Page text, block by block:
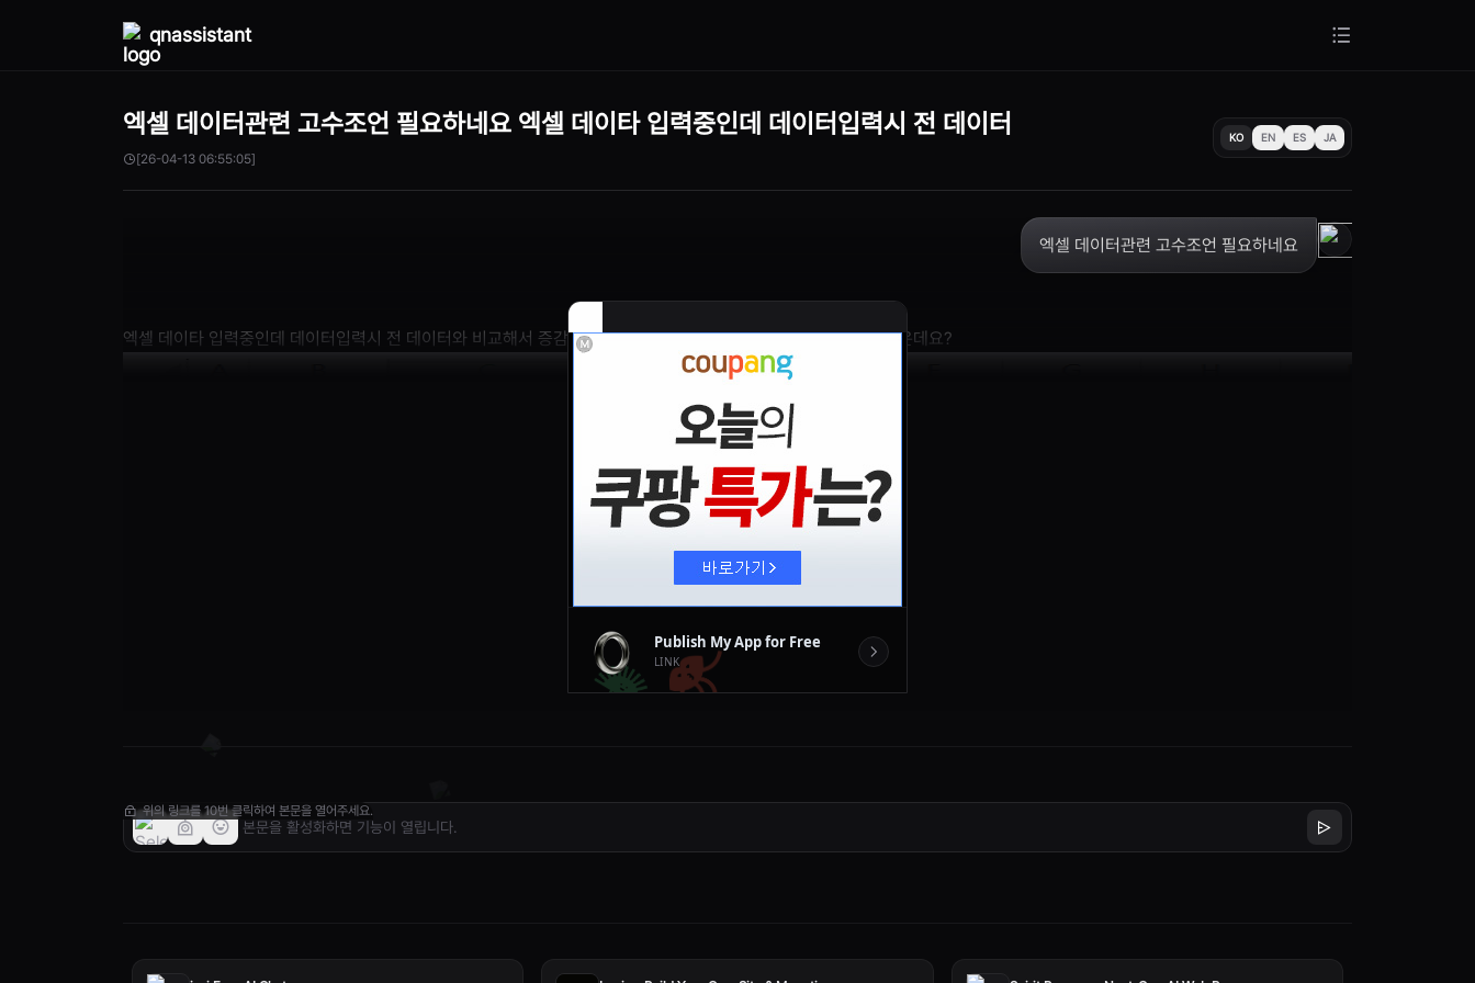
qnassistant
엑셀 데이터관련 고수조언 필요하네요 엑셀 데이타 입력중인데 데이터입력시 전 데이터
[26-04-13 06:55:05]
KO EN ES JA
엑셀 데이터관련 고수조언 필요하네요
엑셀 데이타 입력중인데 데이터입력시 전 데이터와 비교해서 증감 률과 색상표시를 같은데이터 셀란에 표기하고싶은데요?
위의 링크를 10번 클릭하여 본문을 열어주세요.